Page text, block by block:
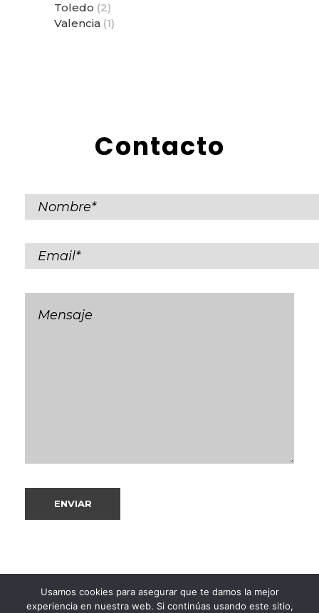
Toledo (2)
Valencia(1)
Contacto
Usamos cookies para asegurar que te damos la mejor
experiencia en nuestra web. Si continúas usando este sitio,